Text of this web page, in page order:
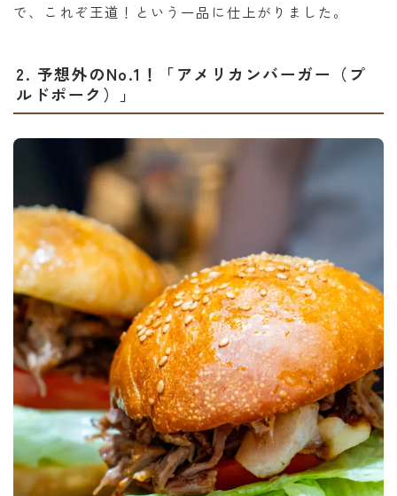
で、これぞ王道！という一品に仕上がりました。
2. 予想外のNo.1！「アメリカンバーガー（プ
ルドポーク）」